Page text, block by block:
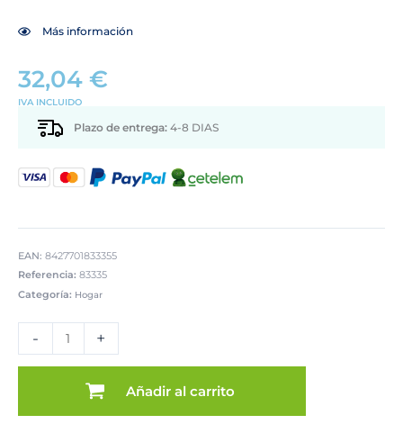
Más información
32,04 €
IVA INCLUIDO
Plazo de entrega: 4-8 DIAS
EAN: 8427701833355
Referencia: 83335
Categoría: Hogar
-
BLANCO
CUADRAD
+
Añadir al carrito